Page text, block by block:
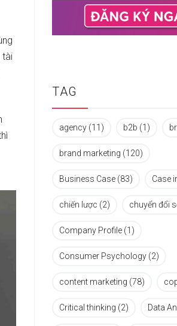
tài
TAG
agency (11) b2b (1)
brand marketing (120)
Business Case (83) Case
chiến lược (2) chuyển đổi
Company Profile (1)
Consumer Psychology (2)
content marketing (78)
Critical thinking (2) Data